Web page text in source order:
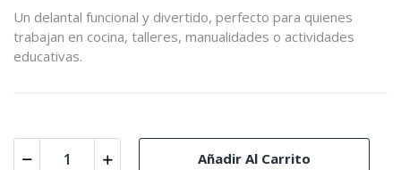
Un delantal funcional y divertido, perfecto para quienes
trabajan en cocina, talleres, manualidades o actividades
educativas.
Añadir Al Carrito